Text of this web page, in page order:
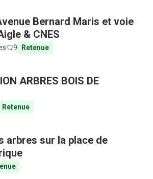
Bernard Maris et voie
& CNES
9 Retenue
ARBRES BOIS DE
Retenue
arbres sur la place de